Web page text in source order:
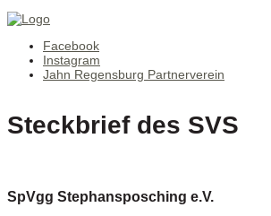
Facebook
Instagram
Jahn Regensburg Partnerverein
Steckbrief des SVS
SpVgg Stephansposching e.V.